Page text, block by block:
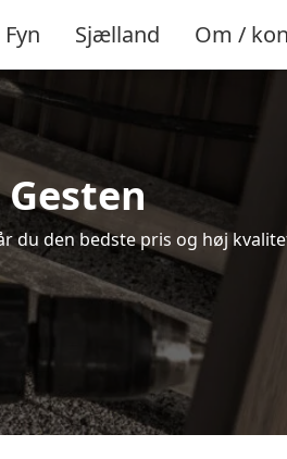
Fyn Sjælland Om /
du den bedste pris og høj